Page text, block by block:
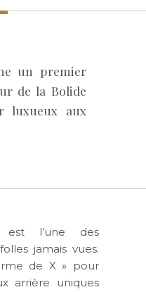
un premier
de la Bolide
luxueux aux
est l’une des
jamais vues.
de X » pour
arrière uniques